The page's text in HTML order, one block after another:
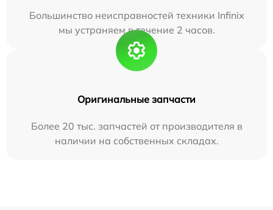
Большинство неисправностей техники Infinix
мы устраняем в течение 2 часов.
Оригинальные запчасти
Более 20 тыс. запчастей от производителя в
наличии на собственных складах.